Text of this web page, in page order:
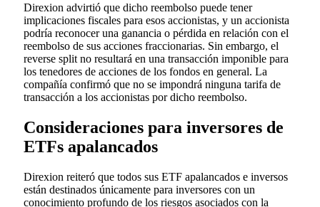
Direxion advirtió que dicho reembolso puede tener
implicaciones fiscales para esos accionistas, y un accionista
podría reconocer una ganancia o pérdida en relación con el
reembolso de sus acciones fraccionarias. Sin embargo, el
reverse split no resultará en una transacción imponible para
los tenedores de acciones de los fondos en general. La
compañía confirmó que no se impondrá ninguna tarifa de
transacción a los accionistas por dicho reembolso.
Consideraciones para inversores de
ETFs apalancados
Direxion reiteró que todos sus ETF apalancados e inversos
están destinados únicamente para inversores con un
conocimiento profundo de los riesgos asociados con la